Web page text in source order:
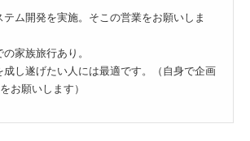
ム開発を実施。そこの営業をお願いしま
家族旅行あり。
し遂げたい人には最適です。（自身で企画
お願いします）